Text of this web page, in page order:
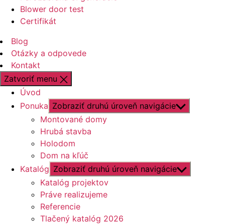
Blower door test
Certifikát
Blog
Otázky a odpovede
Kontakt
Zatvoriť menu
Úvod
Ponuka Zobraziť druhú úroveň navigácie
Montované domy
Hrubá stavba
Holodom
Dom na kľúč
Katalóg Zobraziť druhú úroveň navigácie
Katalóg projektov
Práve realizujeme
Referencie
Tlačený katalóg 2026